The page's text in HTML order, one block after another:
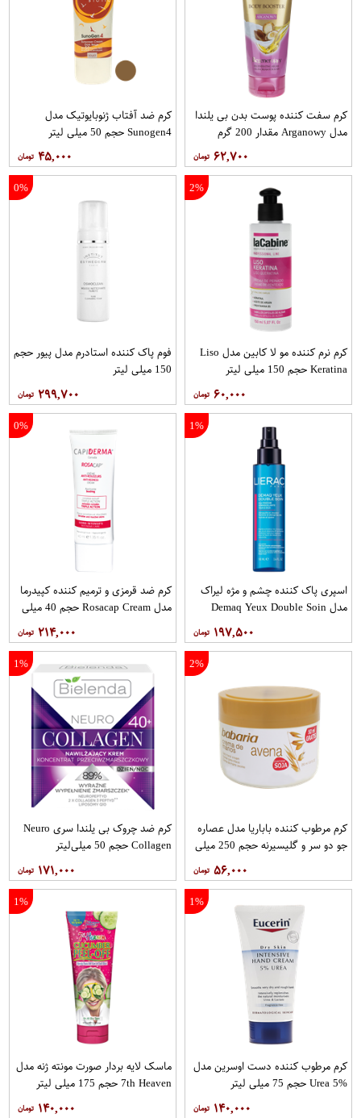
کرم سفت‌ کننده پوست بدن بی یلندا
مدل Arganowy مقدار 200 گرم
۶۲,۷۰۰
کرم ضد آفتاب ژنوبایوتیک مدل
Sunogen4 حجم 50 میلی لیتر
۴۵,۰۰۰
2%
کرم نرم کننده مو لا کابین مدل Liso
Keratina حجم 150 میلی لیتر
۶۰,۰۰۰
0%
فوم پاک کننده استادرم مدل پیور حجم
150 میلی لیتر
۲۹۹,۷۰۰
1%
اسپری پاک کننده چشم و مژه لیراک
مدل Demaq Yeux Double Soin
۱۹۷,۵۰۰
0%
کرم ضد قرمزی و ترمیم کننده کپیدرما
مدل Rosacap Cream حجم 40 میلی
۲۱۴,۰۰۰
2%
کرم مرطوب کننده باباریا مدل عصاره
جو دو سر و گلیسیرنه حجم 250 میلی
۵۶,۰۰۰
1%
کرم ضد چروک بی یلندا سری Neuro
Collagen حجم 50 میلی‌لیتر
۱۷۱,۰۰۰
1%
کرم مرطوب کننده دست اوسرین مدل
Urea 5% حجم 75 میلی لیتر
۱۴۰,۰۰۰
1%
ماسک لایه بردار صورت مونته ژنه مدل
7th Heaven حجم 175 میلی لیتر
۱۴۰,۰۰۰